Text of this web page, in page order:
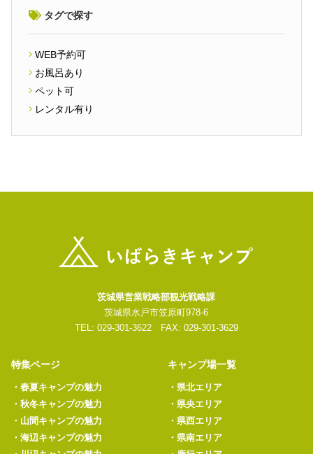
タグで探す
WEB予約可
お風呂あり
ペット可
レンタル有り
茨城県営業戦略部観光戦略課
茨城県水戸市笠原町978-6
TEL: 029-301-3622 FAX: 029-301-3629
特集ページ
・ 春夏キャンプの魅力
・ 秋冬キャンプの魅力
・ 山間キャンプの魅力
・ 海辺キャンプの魅力
キャンプ場一覧
・ 県北エリア
・ 県央エリア
・ 県西エリア
・ 県南エリア